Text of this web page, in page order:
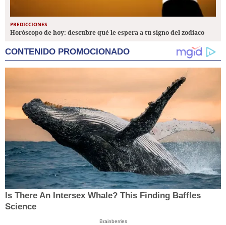
PREDICCIONES
Horóscopo de hoy: descubre qué le espera a tu signo del zodiaco
CONTENIDO PROMOCIONADO
Is There An Intersex Whale? This Finding Baffles
Science
Brainberries